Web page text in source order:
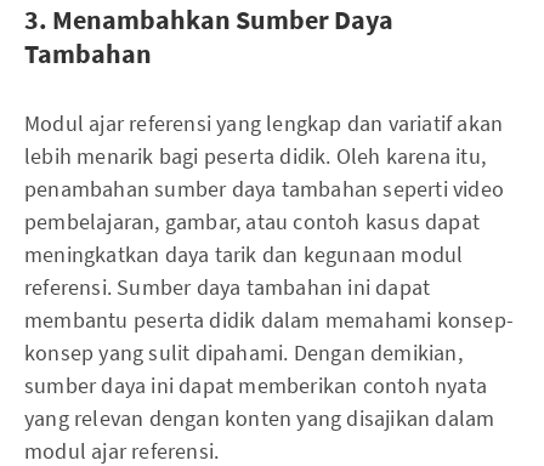
3. Menambahkan Sumber Daya
Tambahan
Modul ajar referensi yang lengkap dan variatif akan
lebih menarik bagi peserta didik. Oleh karena itu,
penambahan sumber daya tambahan seperti video
pembelajaran, gambar, atau contoh kasus dapat
meningkatkan daya tarik dan kegunaan modul
referensi. Sumber daya tambahan ini dapat
membantu peserta didik dalam memahami konsep-
konsep yang sulit dipahami. Dengan demikian,
sumber daya ini dapat memberikan contoh nyata
yang relevan dengan konten yang disajikan dalam
modul ajar referensi.